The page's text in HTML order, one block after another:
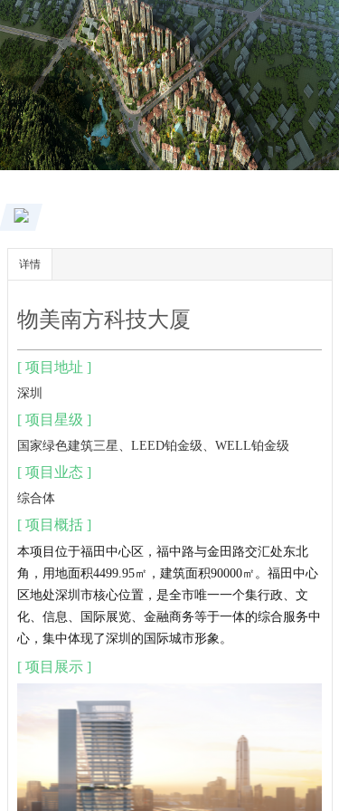
详情
物美南方科技大厦
[ 项目地址 ]
深圳
[ 项目星级 ]
国家绿色建筑三星、LEED铂金级、WELL铂金级
[ 项目业态 ]
综合体
[ 项目概括 ]
本项目位于福田中心区，福中路与金田路交汇处东北
角，用地面积4499.95㎡，建筑面积90000㎡。福田中心
区地处深圳市核心位置，是全市唯一一个集行政、文
化、信息、国际展览、金融商务等于一体的综合服务中
心，集中体现了深圳的国际城市形象。
[ 项目展示 ]